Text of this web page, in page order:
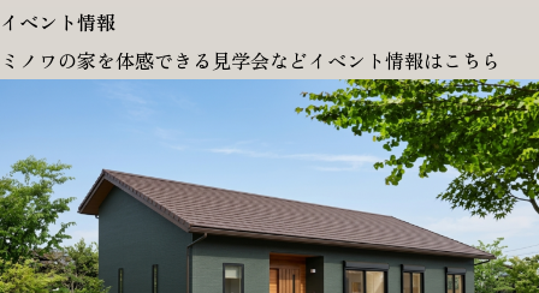
イベント情報
ミノワの家を体感できる見学会などイベント情報はこちら